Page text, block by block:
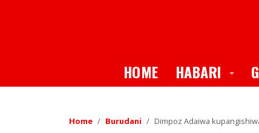
HOME HABARI
Home Burudani Dimpoz Adaiwa